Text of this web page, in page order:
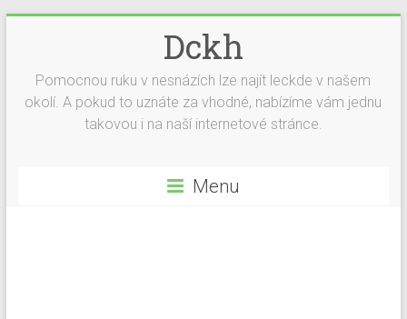
Dckh
Pomocnou ruku v nesnázích lze najít leckde v našem
okolí. A pokud to uznáte za vhodné, nabízíme vám jednu
takovou i na naší internetové stránce.
Menu